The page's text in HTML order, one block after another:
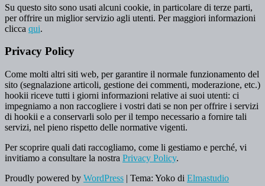
Su questo sito sono usati alcuni cookie, in particolare di terze parti,
per offrire un miglior servizio agli utenti. Per maggiori informazioni
clicca qui.
Privacy Policy
Come molti altri siti web, per garantire il normale funzionamento del
sito (segnalazione articoli, gestione dei commenti, moderazione, etc.)
hookii riceve tutti i giorni informazioni relative ai suoi utenti: ci
impegniamo a non raccogliere i vostri dati se non per offrire i servizi
di hookii e a conservarli solo per il tempo necessario a fornire tali
servizi, nel pieno rispetto delle normative vigenti.
Per scoprire quali dati raccogliamo, come li gestiamo e perché, vi
invitiamo a consultare la nostra Privacy Policy.
Proudly powered by WordPress | Tema: Yoko di Elmastudio